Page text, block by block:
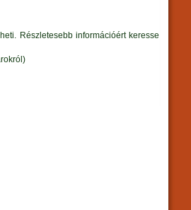
Részletesebb információért keresse